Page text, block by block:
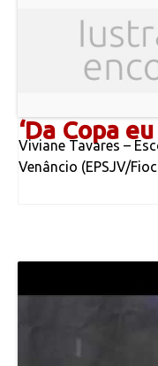
‘Da Copa
Viviane Tavares –
Venâncio (EPSJV/